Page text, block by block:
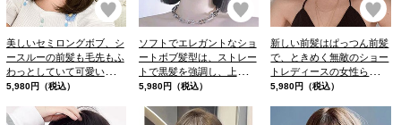
お気に入り
美しいセミロングボブ、シ
ースルーの前髪も毛先もふ
わっとしていて可愛いの
で、ガーリーなお洋服に合
5,980円（税込）
お気に入り
ソフトでエレガントなショ
ートボブ髪型は、ストレー
トで黒髪を強調し、上品な
雰囲気を与えます
5,980円（税込）
お
新しい前髪はぱっつん前髪
で、ときめく無敵のショー
トレディースの女性らしい
スタイルです
5,980円（税込）